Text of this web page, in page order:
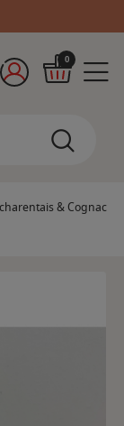
0
& Cognac